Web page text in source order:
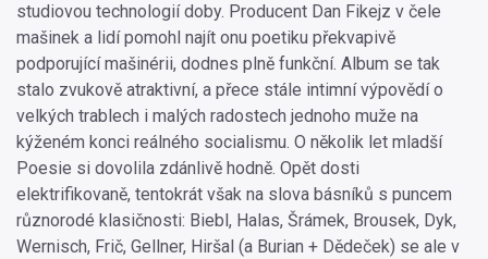
studiovou technologií doby. Producent Dan Fikejz v čele
mašinek a lidí pomohl najít onu poetiku překvapivě
podporující mašinérii, dodnes plně funkční. Album se tak
stalo zvukově atraktivní, a přece stále intimní výpovědí o
velkých trablech i malých radostech jednoho muže na
kýženém konci reálného socialismu. O několik let mladší
Poesie si dovolila zdánlivě hodně. Opět dosti
elektrifikovaně, tentokrát však na slova básníků s puncem
různorodé klasičnosti: Biebl, Halas, Šrámek, Brousek, Dyk,
Wernisch, Frič, Gellner, Hiršal (a Burian + Dědeček) se ale v